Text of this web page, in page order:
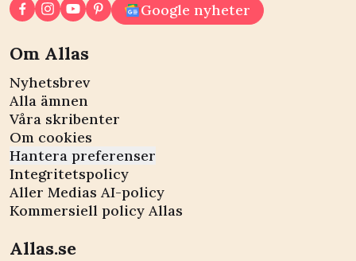
Google nyheter
Om Allas
Nyhetsbrev
Alla ämnen
Våra skribenter
Om cookies
Hantera preferenser
Integritetspolicy
Aller Medias AI-policy
Kommersiell policy Allas
Allas.se